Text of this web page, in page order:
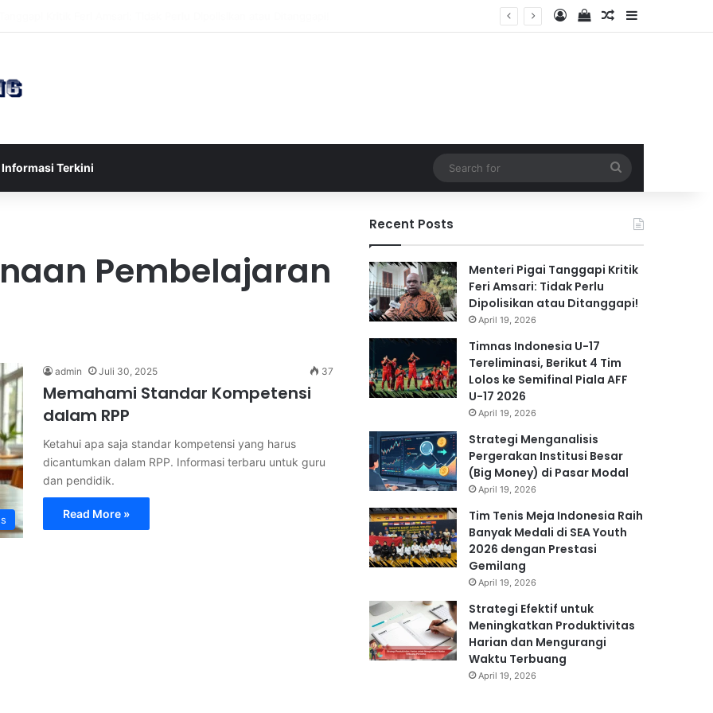
Log InView your
Random Article
Sidebar
Informasi Terkini
for
Pembelajaran
admin Juli 30, 2025 37
Memahami Standar Kompetensi
dalam RPP
Ketahui apa saja standar kompetensi yang harus
dicantumkan dalam RPP. Informasi terbaru untuk guru
dan pendidik.
Read More »
Recent Posts
Menteri Pigai Tanggapi Kritik
Feri Amsari: Tidak Perlu
Dipolisikan atau Ditanggapi!
April 19, 2026
Timnas Indonesia U-17
Tereliminasi, Berikut 4 Tim
Lolos ke Semifinal Piala AFF
U-17 2026
April 19, 2026
Strategi Menganalisis
Pergerakan Institusi Besar
(Big Money) di Pasar Modal
April 19, 2026
Tim Tenis Meja Indonesia Raih
Banyak Medali di SEA Youth
2026 dengan Prestasi
Gemilang
April 19, 2026
Strategi Efektif untuk
Meningkatkan Produktivitas
Harian dan Mengurangi
Waktu Terbuang
April 19, 2026